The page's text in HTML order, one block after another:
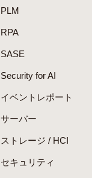
PLM
RPA
SASE
Security for AI
イベントレポート
サーバー
ストレージ / HCI
セキュリティ